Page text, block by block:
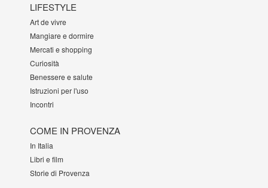
LIFESTYLE
Art de vivre
Mangiare e dormire
Mercati e shopping
Curiosità
Benessere e salute
Istruzioni per l'uso
Incontri
COME IN PROVENZA
In Italia
Libri e film
Storie di Provenza